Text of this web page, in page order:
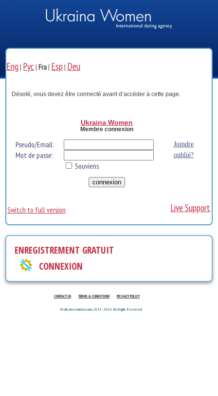
Eng| Рус|Fra| Esp | Deu
Désolé, vous devez être connecté avant d’accéder à cette page.
Ukraina Women
Membre connexion
Pseudo/Email: Joindre
Mot de passe: oublié?
Souviens
Switch to full version Live Support
ENREGISTREMENT GRATUIT
CONNEXION
CONTACT US TERMS & CONDITIONS PRIVACY POLICY
© Ukraina-women.com, 2015 - 2026. All Rights Reserved.